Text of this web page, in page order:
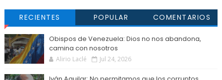
RECIENTES POPULAR COMENTARIOS
Obispos de Venezuela: Dios no nos abandona,
camina con nosotros
Alirio Laclé Jul 24, 2026